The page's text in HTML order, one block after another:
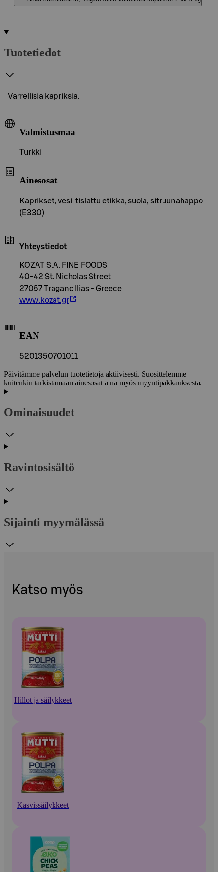
Tuotetiedot
Varrellisia kapriksia.
Valmistusmaa
Turkki
Ainesosat
Kaprikset, vesi, tislattu etikka, suola, sitruunahappo
(E330)
Yhteystiedot
KOZAT S.A. FINE FOODS
40-42 St. Nicholas Street
27057 Tragano Ilias - Greece
www.kozat.gr
EAN
5201350701011
Päivitämme palvelun tuotetietoja aktiivisesti. Suosittelemme
kuitenkin tarkistamaan ainesosat aina myös myyntipakkauksesta.
Ominaisuudet
Ravintosisältö
Sijainti myymälässä
Katso myös
Hillot ja säilykkeet
Kasvissäilykkeet